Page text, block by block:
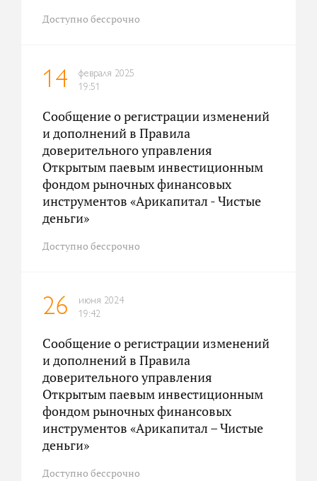
Доступно бессрочно
14
февраля 2025
19:51
Сообщение о регистрации изменений
и дополнений в Правила
доверительного управления
Открытым паевым инвестиционным
фондом рыночных финансовых
инструментов «Арикапитал - Чистые
деньги»
Доступно бессрочно
26
июня 2024
19:42
Сообщение о регистрации изменений
и дополнений в Правила
доверительного управления
Открытым паевым инвестиционным
фондом рыночных финансовых
инструментов «Арикапитал – Чистые
деньги»
Доступно бессрочно